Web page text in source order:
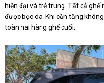
hiện đại và trẻ trung. Tất cả
được bọc da. Khi cần tăng
toàn hai hàng ghế cuối.